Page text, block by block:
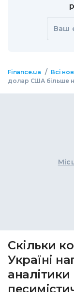
Ваш
Finance.ua / Всі
долар США більше
Скільки
Україні